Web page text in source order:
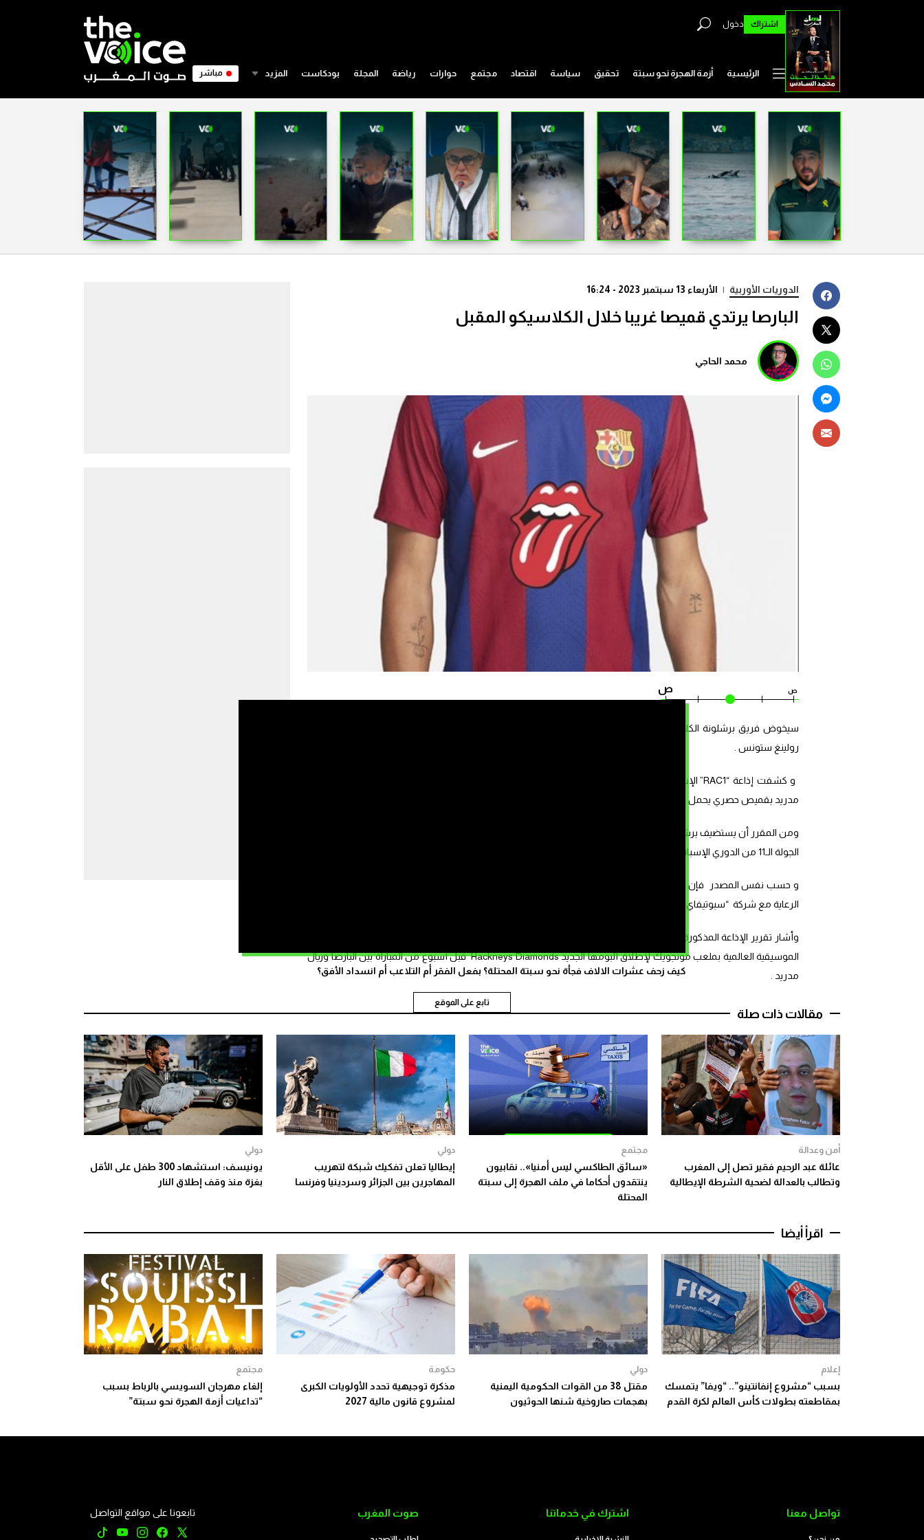
اشتراك دخول
الرئيسية أزمة الهجرة نحو سبتة تحقيق سياسة اقتصاد مجتمع حوارات رياضة المجلة بودكاست المزيد مباشر
كيف زحف عشرات الالاف فجأة نحو سبتة المحتلة؟ بفعل الفقر أم التلاعب أم انسداد الأفق؟
تابع على الموقع
الدوريات الأوربية | الأربعاء 13 سبتمبر 2023 - 16:24
البارصا يرتدي قميصا غريبا خلال الكلاسيكو المقبل
محمد الحاجي
ص ص
سيخوض فريق برشلونة الكلاسيكو الإسباني المقبل أمام ريال مدريد بقميص يحمل شعار المجموعة الموسيقية الشهيرة
رولينغ ستونس .
و كشفت إذاعة “RAC1” الإسبانية في تقرير لها أن البارصا سيخوض كلاسيكو مرحلة الذهاب برسم دوري لاليغا أمام ريال
مدريد بقميص حصري يحمل شعارا ناذرا .
الجولة الـ11 من الدوري الإسباني
و حسب نفس المصدر فإن برشلونة سيخوض الكلاسيكو النقبل بقميص يحمل شعار مجموعة رولينغ ستونز، كجزء من عقد
الرعاية مع شركة “سبوتيفاي” السويدية المتخصصة في الموسيقى و البودكاست .
وأشار تقرير الإذاعة المذكورة إلى أن برشلونة سيرتدي هذا القميص تزامنا أيضا مع الحفل الفني الكبير الذي ستحييه المجموعة
الموسيقية العالمية بملعب مونجويك لإطلاق ألبومها الجديد Hackneys Diamonds قبل أسبوع من المباراة بين البارصا وريال
مدريد .
مقالات ذات صلة
أمن وعدالة
عائلة عبد الرحيم فقير تصل إلى المغرب
وتطالب بالعدالة لضحية الشرطة الإيطالية
مجتمع
«سائق الطاكسي ليس أمنيا».. نقابيون
ينتقدون أحكاما في ملف الهجرة إلى سبتة
المحتلة
دولي
إيطاليا تعلن تفكيك شبكة لتهريب
المهاجرين بين الجزائر وسردينيا وفرنسا
دولي
يونيسف: استشهاد 300 طفل على الأقل
بغزة منذ وقف إطلاق النار
اقرأ أيضا
إعلام
بسبب “مشروع إنفانتينو”.. “ويفا” يتمسك
بمقاطعته بطولات كأس العالم لكرة القدم
دولي
مقتل 38 من القوات الحكومية اليمنية
بهجمات صاروخية شنها الحوثيون
حكومة
مذكرة توجيهية تحدد الأولويات الكبرى
لمشروع قانون مالية 2027
مجتمع
إلغاء مهرجان السويسي بالرباط بسبب
“تداعيات أزمة الهجرة نحو سبتة”
تواصل معنا اشترك في خدماتنا صوت المغرب تابعونا على مواقع التواصل